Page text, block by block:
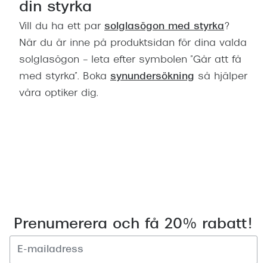
din styrka
Vill du ha ett par solglasögon med styrka?
När du är inne på produktsidan för dina valda
solglasögon – leta efter symbolen ”Går att få
med styrka”. Boka synundersökning så hjälper
våra optiker dig.
Prenumerera och få 20% rabatt!